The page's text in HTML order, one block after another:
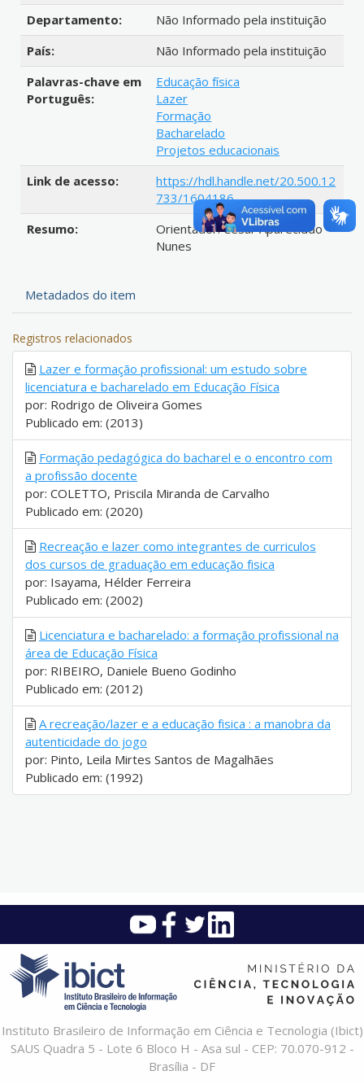
Departamento:
Não Informado pela instituição
País:
Não Informado pela instituição
Palavras-chave em
Português:
Educação física
Lazer
Formação
Bacharelado
Projetos educacionais
Link de acesso:
https://hdl.handle.net/20.500.12
733/1604186
Resumo:
Orientador: Cesar Apareciddo
Nunes
Metadados do item
Registros relacionados
Lazer e formação profissional: um estudo sobre
licenciatura e bacharelado em Educação Física
por: Rodrigo de Oliveira Gomes
Publicado em: (2013)
Formação pedagógica do bacharel e o encontro com
a profissão docente
por: COLETTO, Priscila Miranda de Carvalho
Publicado em: (2020)
Recreação e lazer como integrantes de curriculos
dos cursos de graduação em educação fisica
por: Isayama, Hélder Ferreira
Publicado em: (2002)
Licenciatura e bacharelado: a formação profissional na
área de Educação Física
por: RIBEIRO, Daniele Bueno Godinho
Publicado em: (2012)
A recreação/lazer e a educação fisica : a manobra da
autenticidade do jogo
por: Pinto, Leila Mirtes Santos de Magalhães
Publicado em: (1992)
Instituto Brasileiro de Informação em Ciência e Tecnologia (Ibict)
SAUS Quadra 5 - Lote 6 Bloco H - Asa sul - CEP: 70.070-912 -
Brasília - DF